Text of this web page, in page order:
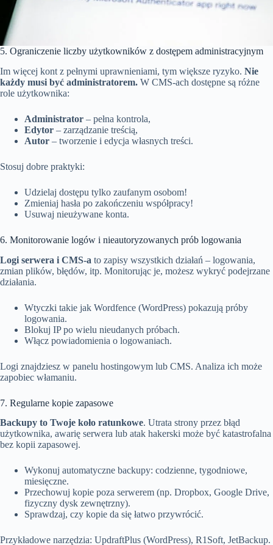
5. Ograniczenie liczby użytkowników z dostępem administracyjnym
Im więcej kont z pełnymi uprawnieniami, tym większe ryzyko. Nie
każdy musi być administratorem. W CMS-ach dostępne są różne
role użytkownika:
Administrator – pełna kontrola,
Edytor – zarządzanie treścią,
Autor – tworzenie i edycja własnych treści.
Stosuj dobre praktyki:
Udzielaj dostępu tylko zaufanym osobom!
Zmieniaj hasła po zakończeniu współpracy!
Usuwaj nieużywane konta.
6. Monitorowanie logów i nieautoryzowanych prób logowania
Logi serwera i CMS-a to zapisy wszystkich działań – logowania,
zmian plików, błędów, itp. Monitorując je, możesz wykryć podejrzane
działania.
Wtyczki takie jak Wordfence (WordPress) pokazują próby
logowania.
Blokuj IP po wielu nieudanych próbach.
Włącz powiadomienia o logowaniach.
Logi znajdziesz w panelu hostingowym lub CMS. Analiza ich może
zapobiec włamaniu.
7. Regularne kopie zapasowe
Backupy to Twoje koło ratunkowe. Utrata strony przez błąd
użytkownika, awarię serwera lub atak hakerski może być katastrofalna
bez kopii zapasowej.
Wykonuj automatyczne backupy: codzienne, tygodniowe,
miesięczne.
Przechowuj kopie poza serwerem (np. Dropbox, Google Drive,
fizyczny dysk zewnętrzny).
Sprawdzaj, czy kopie da się łatwo przywrócić.
Przykładowe narzędzia: UpdraftPlus (WordPress), R1Soft, JetBackup.